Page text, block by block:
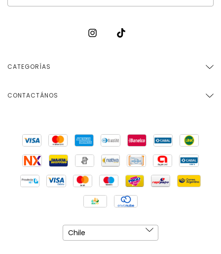
CATEGORÍAS
CONTACTÁNOS